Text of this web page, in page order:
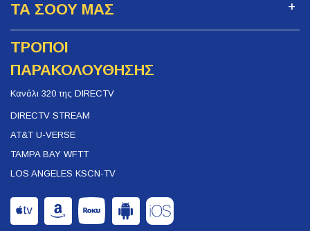
ΤΑ ΣΟΟΥ ΜΑΣ
ΤΡΟΠΟΙ
ΠΑΡΑΚΟΛΟΥΘΗΣΗΣ
Κανάλι 320 της DIRECTV
DIRECTV STREAM
AT&T U-VERSE
TAMPA BAY WFTT
LOS ANGELES KSCN-TV